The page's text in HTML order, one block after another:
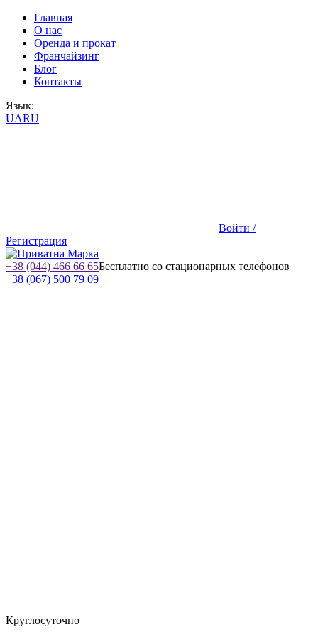
Главная
О нас
Оренда и прокат
Франчайзинг
Блог
Контакты
Язык:
UARU
Войти /
Регистрация
+38 (044) 466 66 65Бесплатно со стационарных телефонов
+38 (067) 500 79 09
Круглосуточно